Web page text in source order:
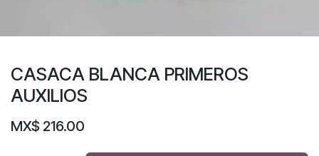
CASACA BLANCA PRIMEROS
AUXILIOS
MX$ 216.00